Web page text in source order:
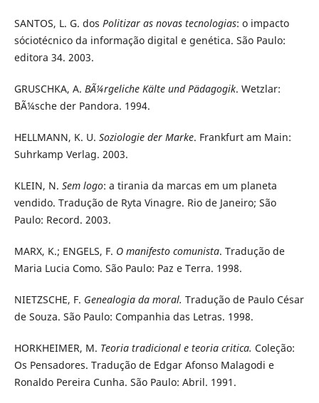
SANTOS, L. G. dos Politizar as novas tecnologias: o impacto
sóciotécnico da informação digital e genética. São Paulo:
editora 34. 2003.
GRUSCHKA, A. BÃ¼rgeliche Kälte und Pädagogik. Wetzlar:
BÃ¼sche der Pandora. 1994.
HELLMANN, K. U. Soziologie der Marke. Frankfurt am Main:
Suhrkamp Verlag. 2003.
KLEIN, N. Sem logo: a tirania da marcas em um planeta
vendido. Tradução de Ryta Vinagre. Rio de Janeiro; São
Paulo: Record. 2003.
MARX, K.; ENGELS, F. O manifesto comunista. Tradução de
Maria Lucia Como. São Paulo: Paz e Terra. 1998.
NIETZSCHE, F. Genealogia da moral. Tradução de Paulo César
de Souza. São Paulo: Companhia das Letras. 1998.
HORKHEIMER, M. Teoria tradicional e teoria critica. Coleção:
Os Pensadores. Tradução de Edgar Afonso Malagodi e
Ronaldo Pereira Cunha. São Paulo: Abril. 1991.